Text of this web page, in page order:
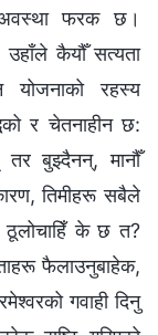
फरक छ।
उहाँले कैयौँ सत्यता
योजनाको रहस्य
र चेतनाहीन छ:
बुझ्दैनन्, मानौँ
तिमीहरू सबैले
ठूलोचाहिँ के छ त?
फैलाउनुबाहेक,
गवाही दिनु